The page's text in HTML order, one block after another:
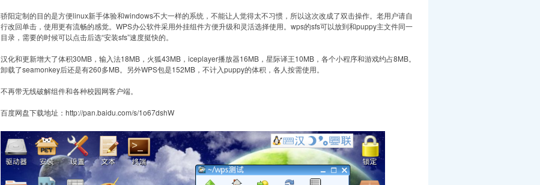
骄阳定制的目的是方便linux新手体验和windows不大一样的系统，不能让人觉得太不习惯，所以这次改成了双击操作。老用户请自
行改回单击，使用更有流畅的感觉。WPS办公软件采用外挂组件方便升级和灵活选择使用。wps的sfs可以放到和puppy主文件同一
目录，需要的时候可以点击后选“安装sfs”速度挺快的。
汉化和更新增大了体积30MB，输入法18MB，火狐43MB，iceplayer播放器16MB，星际译王10MB，各个小程序和游戏约占8MB。
卸载了seamonkey后还是有260多MB。另外WPS包是152MB，不计入puppy的体积，各人按需使用。
不再带无线破解组件和各种校园网客户端。
百度网盘下载地址：http://pan.baidu.com/s/1o67dshW